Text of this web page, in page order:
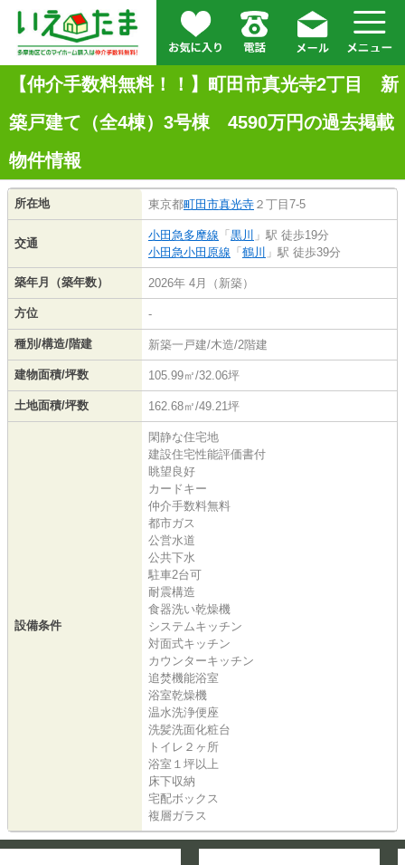
【仲介手数料無料！！】町田市真光寺2丁目 新
築戸建て（全4棟）3号棟 4590万円の過去掲載
物件情報
所在地 東京都町田市真光寺 ２丁目7-5
交通
小田急多摩線 「 黒川 」駅 徒歩19分
小田急小田原線 「 鶴川 」駅 徒歩39分
築年月（築年数） 2026年 4月（新築）
方位 -
種別/構造/階建 新築一戸建/木造/2階建
建物面積/坪数 105.99㎡/32.06坪
土地面積/坪数 162.68㎡/49.21坪
設備条件
閑静な住宅地
建設住宅性能評価書付
眺望良好
カードキー
仲介手数料無料
都市ガス
公営水道
公共下水
駐車2台可
耐震構造
食器洗い乾燥機
システムキッチン
対面式キッチン
カウンターキッチン
追焚機能浴室
浴室乾燥機
温水洗浄便座
洗髪洗面化粧台
トイレ２ヶ所
浴室１坪以上
床下収納
宅配ボックス
複層ガラス